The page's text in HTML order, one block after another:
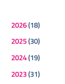
2026(18)
2025(30)
2024(19)
2023(31)